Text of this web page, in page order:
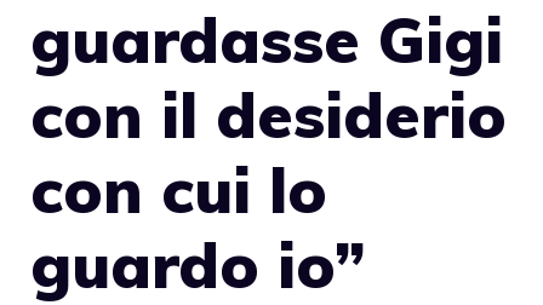
guardasse Gigi
con il desiderio
con cui lo
guardo io”